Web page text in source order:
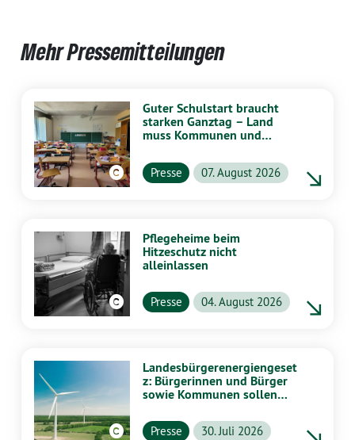
Mehr Pressemitteilungen
Guter Schulstart braucht
starken Ganztag – Land
muss Kommunen und
unterstützen
Presse 07. August 2026
Pflegeheime beim
Hitzeschutz nicht
alleinlassen
Presse 04. August 2026
Landesbürgerenergiengeset
z: Bürgerinnen und Bürger
sowie Kommunen sollen
profitieren
Presse 30. Juli 2026